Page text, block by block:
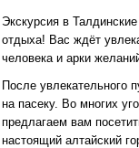
Экскурсия в
отдыха! Вас ждёт
человека и арки
После увлекательного
на пасеку. Во многих
предлагаем вам
настоящий алтайский